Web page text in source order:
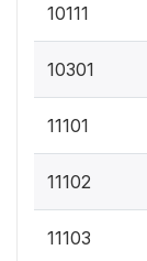
10111
10301
11101
11102
11103